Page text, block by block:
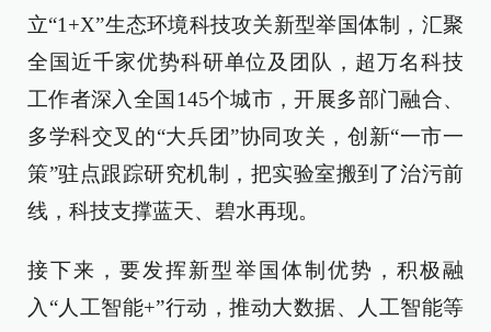
立“1+X”生态环境科技攻关新型举国体制，汇聚
全国近千家优势科研单位及团队，超万名科技
工作者深入全国145个城市，开展多部门融合、
多学科交叉的“大兵团”协同攻关，创新“一市一
策”驻点跟踪研究机制，把实验室搬到了治污前
线，科技支撑蓝天、碧水再现。
接下来，要发挥新型举国体制优势，积极融
入“人工智能+”行动，推动大数据、人工智能等